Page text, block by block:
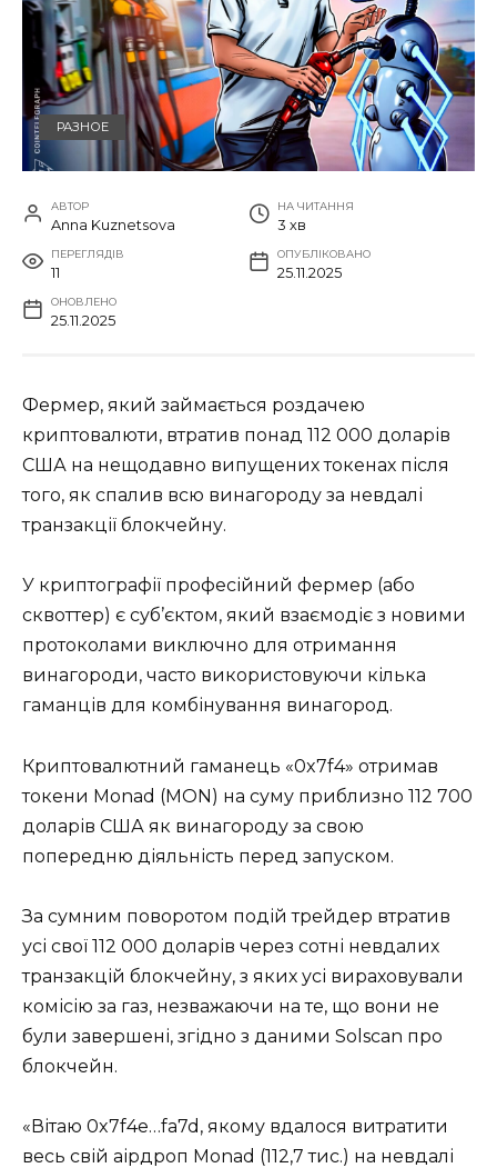
РАЗНОЕ
АВТОР
Anna Kuznetsova
НА ЧИТАННЯ
3 хв
ПЕРЕГЛЯДІВ
11
ОПУБЛІКОВАНО
25.11.2025
ОНОВЛЕНО
25.11.2025
Фермер, який займається роздачею
криптовалюти, втратив понад 112 000 доларів
США на нещодавно випущених токенах після
того, як спалив всю винагороду за невдалі
транзакції блокчейну.
У криптографії професійний фермер (або
сквоттер) є суб’єктом, який взаємодіє з новими
протоколами виключно для отримання
винагороди, часто використовуючи кілька
гаманців для комбінування винагород.
Криптовалютний гаманець «0x7f4» отримав
токени Monad (MON) на суму приблизно 112 700
доларів США як винагороду за свою
попередню діяльність перед запуском.
За сумним поворотом подій трейдер втратив
усі свої 112 000 доларів через сотні невдалих
транзакцій блокчейну, з яких усі вираховували
комісію за газ, незважаючи на те, що вони не
були завершені, згідно з даними Solscan про
блокчейн.
«Вітаю 0x7f4e…fa7d, якому вдалося витратити
весь свій аірдроп Monad (112,7 тис.) на невдалі